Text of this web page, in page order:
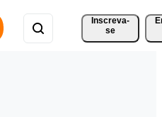
Inscreva-
se